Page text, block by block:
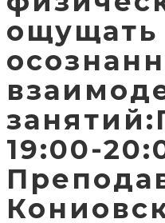
ощущать
19:00-